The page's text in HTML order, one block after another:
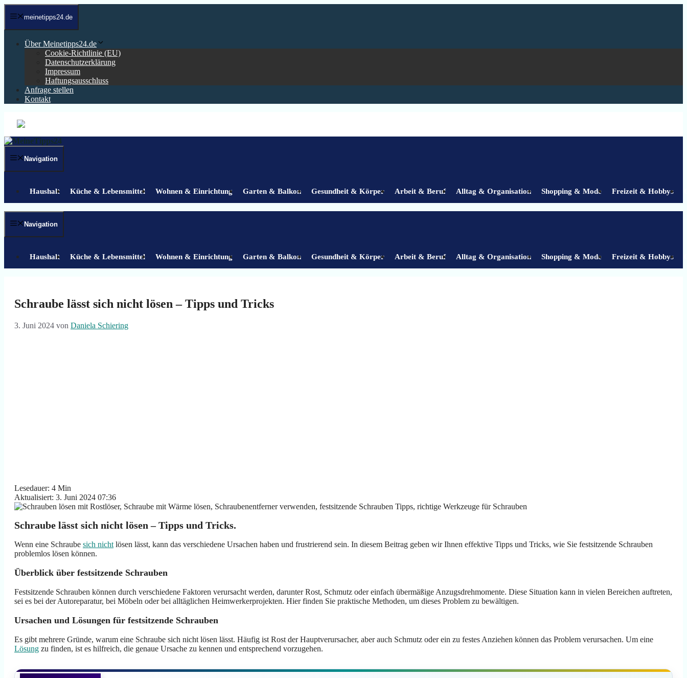
Zum
Inhalt meinetipps24.de
Über Meinetipps24.de
Cookie-Richtlinie (EU)
Datenschutzerklärung
Impressum
Haftungsausschluss
Anfrage stellen
Kontakt
Navigation
Haushalt Küche & Lebensmittel Wohnen & Einrichtung Garten & Balkon Gesundheit & Körper Arbeit & Beruf Alltag & Organisation Shopping & Mode Freizeit & Hobbys
Navigation
Haushalt Küche & Lebensmittel Wohnen & Einrichtung Garten & Balkon Gesundheit & Körper Arbeit & Beruf Alltag & Organisation Shopping & Mode Freizeit & Hobbys
Schraube lässt sich nicht lösen – Tipps und Tricks
3. Juni 2024 von Daniela Schiering
Lesedauer: 4 Min
Aktualisiert: 3. Juni 2024 07:36
Schraube lässt sich nicht lösen – Tipps und Tricks.
Wenn eine Schraube sich nicht lösen lässt, kann das verschiedene Ursachen haben und frustrierend sein. In diesem Beitrag geben wir Ihnen effektive Tipps und Tricks, wie Sie festsitzende Schrauben
problemlos lösen können.
Überblick über festsitzende Schrauben
Festsitzende Schrauben können durch verschiedene Faktoren verursacht werden, darunter Rost, Schmutz oder einfach übermäßige Anzugsdrehmomente. Diese Situation kann in vielen Bereichen auftreten,
sei es bei der Autoreparatur, bei Möbeln oder bei alltäglichen Heimwerkerprojekten. Hier finden Sie praktische Methoden, um dieses Problem zu bewältigen.
Ursachen und Lösungen für festsitzende Schrauben
Es gibt mehrere Gründe, warum eine Schraube sich nicht lösen lässt. Häufig ist Rost der Hauptverursacher, aber auch Schmutz oder ein zu festes Anziehen können das Problem verursachen. Um eine
Lösung zu finden, ist es hilfreich, die genaue Ursache zu kennen und entsprechend vorzugehen.